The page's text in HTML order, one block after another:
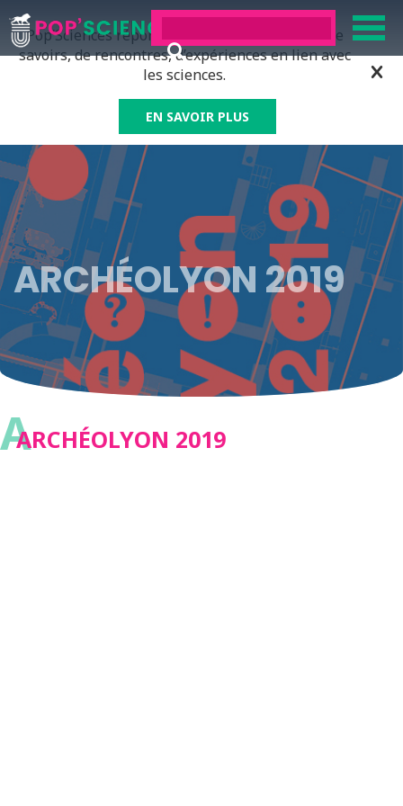
Pop’Sciences répond à tous ceux qui ont soif de
savoirs, de rencontres, d’expériences en lien avec
les sciences.
EN SAVOIR PLUS
ARCHÉOLYON 2019
AARCHÉOLYON 2019